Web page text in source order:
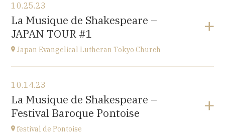
Okitama Cultural Hall - Yonezawa
JAPAN
at15H
10.25.23
La Musique de Shakespeare –
JAPAN TOUR #1
Japan Evangelical Lutheran Tokyo Church
Japan Evangelical Lutheran Tokyo Church
1-14-14 OKUBO SHINJUKU TOKYO, JAPAN
at14H
10.14.23
La Musique de Shakespeare –
Festival Baroque Pontoise
festival de Pontoise